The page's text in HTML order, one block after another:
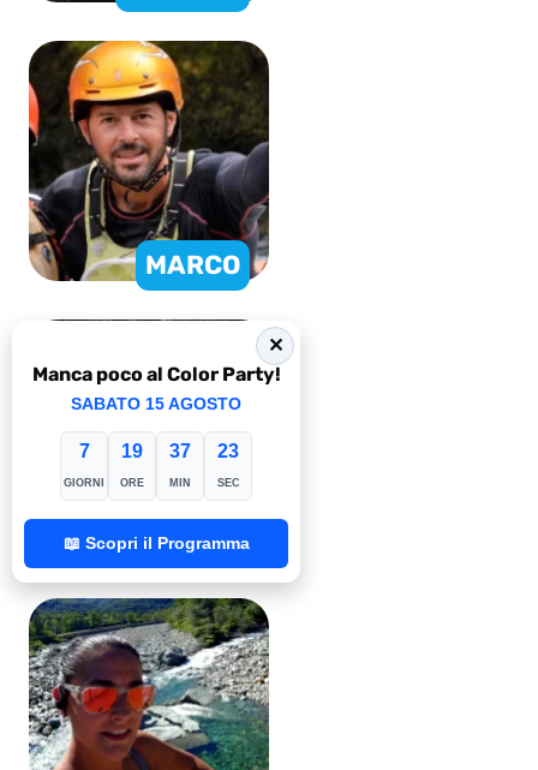
✕
Manca poco al Color Party!
SABATO 15 AGOSTO
7
GIORNI
19
ORE
37
MIN
22
SEC
📖 Scopri il Programma
MARCO
LUCA